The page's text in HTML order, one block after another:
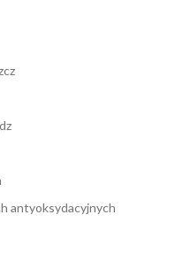
antyoksydacyjnych